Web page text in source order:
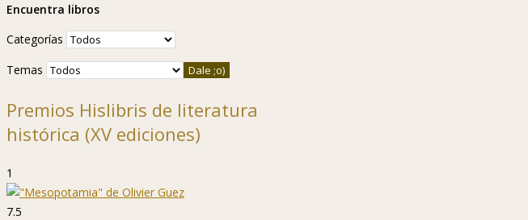
Encuentra libros
Categorías
Temas
Premios Hislibris de literatura
histórica (XV ediciones)
1
7.5